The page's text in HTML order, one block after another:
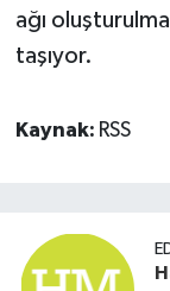
ağı
taşıyor.
Kaynak: RSS